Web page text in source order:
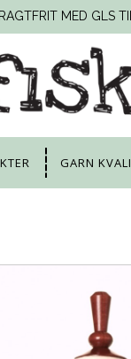
MED
GARN